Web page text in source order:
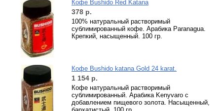
Кофе Bushido Red Katana
378 р.
100% натуральный растворимый
сублимированный кофе. Арабика Paranagua.
Крепкий, насыщенный. 100 гр.
Кофе Bushido katana Gold 24 karat.
1 154 р.
Кофе натуральный растворимый
сублимированный. Арабика Kenyvaro с
добавлением пищевого золота. Насыщенный,